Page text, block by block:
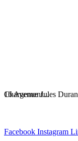
Chargement...
16 Avenue Jules
Facebook Instagram